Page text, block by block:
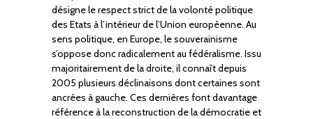
désigne le respect strict de la volonté politique
des Etats à l’intérieur de l’Union européenne. Au
sens politique, en Europe, le souverainisme
s’oppose donc radicalement au fédéralisme. Issu
majoritairement de la droite, il connaît depuis
2005 plusieurs déclinaisons dont certaines sont
ancrées à gauche. Ces dernières font davantage
référence à la reconstruction de la démocratie et